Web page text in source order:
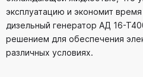
эксплуатацию и экономит
дизельный генератор AД 16-
решением для обеспечения
различных условиях.